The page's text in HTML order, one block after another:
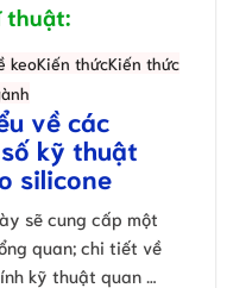
thuật:
keoKiến thứcKiến thức
về các
kỹ thuật
silicone
sẽ cung cấp một
quan; chi tiết về
kỹ thuật quan …